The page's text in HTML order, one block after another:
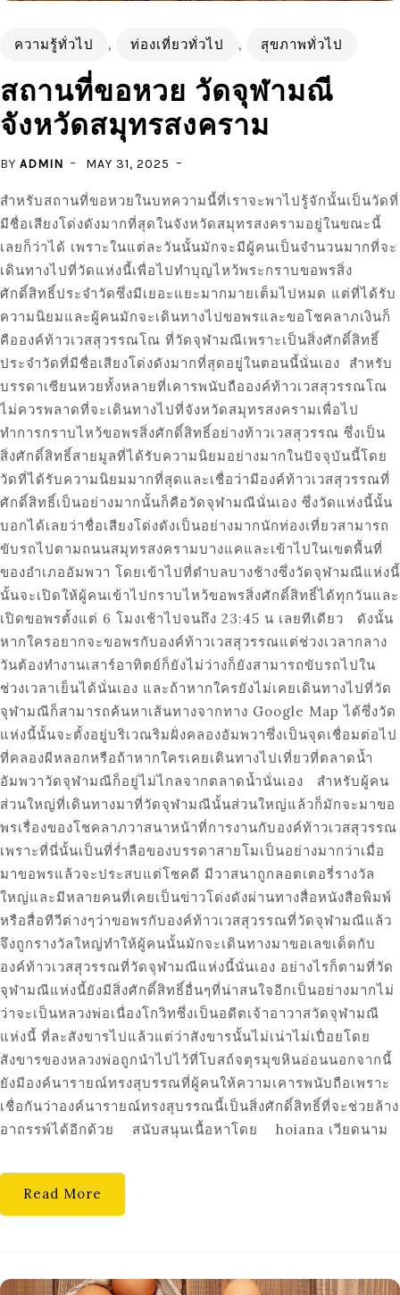
ความรู้ทั่วไป , ท่องเที่ยวทั่วไป , สุขภาพทั่วไป
สถานที่ขอหวย วัดจุฬามณี
จังหวัดสมุทรสงคราม
BY ADMIN MAY 31, 2025
สำหรับสถานที่ขอหวยในบทความนี้ที่เราจะพาไปรู้จักนั้นเป็นวัดที่
มีชื่อเสียงโด่งดังมากที่สุดในจังหวัดสมุทรสงครามอยู่ในขณะนี้
เลยก็ว่าได้ เพราะในแต่ละวันนั้นมักจะมีผู้คนเป็นจำนวนมากที่จะ
เดินทางไปที่วัดแห่งนี้เพื่อไปทำบุญไหว้พระกราบขอพรสิ่ง
ศักดิ์สิทธิ์ประจำวัดซึ่งมีเยอะแยะมากมายเต็มไปหมด แต่ที่ได้รับ
ความนิยมและผู้คนมักจะเดินทางไปขอพรและขอโชคลาภเงินก็
คือองค์ท้าวเวสสุวรรณโณ ที่วัดจุฬามณีเพราะเป็นสิ่งศักดิ์สิทธิ์
ประจำวัดที่มีชื่อเสียงโด่งดังมากที่สุดอยู่ในตอนนี้นั่นเอง สำหรับ
บรรดาเซียนหวยทั้งหลายที่เคารพนับถือองค์ท้าวเวสสุวรรณโณ
ไม่ควรพลาดที่จะเดินทางไปที่จังหวัดสมุทรสงครามเพื่อไป
ทำการกราบไหว้ขอพรสิ่งศักดิ์สิทธิ์อย่างท้าวเวสสุวรรณ ซึ่งเป็น
สิ่งศักดิ์สิทธิ์สายมูลที่ได้รับความนิยมอย่างมากในปัจจุบันนี้โดย
วัดที่ได้รับความนิยมมากที่สุดและเชื่อว่ามีองค์ท้าวเวสสุวรรณที่
ศักดิ์สิทธิ์เป็นอย่างมากนั้นก็คือวัดจุฬามณีนั่นเอง ซึ่งวัดแห่งนี้นั้น
บอกได้เลยว่าชื่อเสียงโด่งดังเป็นอย่างมากนักท่องเที่ยวสามารถ
ขับรถไปตามถนนสมุทรสงครามบางแคและเข้าไปในเขตพื้นที่
ของอำเภออัมพวา โดยเข้าไปที่ตำบลบางช้างซึ่งวัดจุฬามณีแห่งนี้
นั้นจะเปิดให้ผู้คนเข้าไปกราบไหว้ขอพรสิ่งศักดิ์สิทธิ์ได้ทุกวันและ
เปิดขอพรตั้งแต่ 6 โมงเช้าไปจนถึง 23:45 น เลยทีเดียว ดังนั้น
หากใครอยากจะขอพรกับองค์ท้าวเวสสุวรรณแต่ช่วงเวลากลาง
วันต้องทำงานเสาร์อาทิตย์ก็ยังไม่ว่างก็ยังสามารถขับรถไปใน
ช่วงเวลาเย็นได้นั่นเอง และถ้าหากใครยังไม่เคยเดินทางไปที่วัด
จุฬามณีก็สามารถค้นหาเส้นทางจากทาง Google Map ได้ซึ่งวัด
แห่งนี้นั้นจะตั้งอยู่บริเวณริมฝั่งคลองอัมพวาซึ่งเป็นจุดเชื่อมต่อไป
ที่คลองผีหลอกหรือถ้าหากใครเคยเดินทางไปเที่ยวที่ตลาดน้ำ
อัมพวาวัดจุฬามณีก็อยู่ไม่ไกลจากตลาดน้ำนั่นเอง สำหรับผู้คน
ส่วนใหญ่ที่เดินทางมาที่วัดจุฬามณีนั้นส่วนใหญ่แล้วก็มักจะมาขอ
พรเรื่องของโชคลาภวาสนาหน้าที่การงานกับองค์ท้าวเวสสุวรรณ
เพราะที่นี่นั้นเป็นที่ร่ำลือของบรรดาสายโมเป็นอย่างมากว่าเมื่อ
มาขอพรแล้วจะประสบแต่โชคดี มีวาสนาถูกลอตเตอรี่รางวัล
ใหญ่และมีหลายคนที่เคยเป็นข่าวโด่งดังผ่านทางสื่อหนังสือพิมพ์
หรือสื่อทีวีต่างๆว่าขอพรกับองค์ท้าวเวสสุวรรณที่วัดจุฬามณีแล้ว
จึงถูกรางวัลใหญ่ทำให้ผู้คนนั้นมักจะเดินทางมาขอเลขเด็ดกับ
องค์ท้าวเวสสุวรรณที่วัดจุฬามณีแห่งนี้นั่นเอง อย่างไรก็ตามที่วัด
จุฬามณีแห่งนี้ยังมีสิ่งศักดิ์สิทธิ์อื่นๆที่น่าสนใจอีกเป็นอย่างมากไม่
ว่าจะเป็นหลวงพ่อเนื่องโกวิทซึ่งเป็นอดีตเจ้าอาวาสวัดจุฬามณี
แห่งนี้ ที่ละสังขารไปแล้วแต่ว่าสังขารนั้นไม่เน่าไม่เปื่อยโดย
สังขารของหลวงพ่อถูกนำไปไว้ที่โบสถ์จตุรมุขหินอ่อนนอกจากนี้
ยังมีองค์นารายณ์ทรงสุบรรณที่ผู้คนให้ความเคารพนับถือเพราะ
เชื่อกันว่าองค์นารายณ์ทรงสุบรรณนี้เป็นสิ่งศักดิ์สิทธิ์ที่จะช่วยล้าง
อาถรรพ์ได้อีกด้วย สนับสนุนเนื้อหาโดย hoiana เวียดนาม
Read More